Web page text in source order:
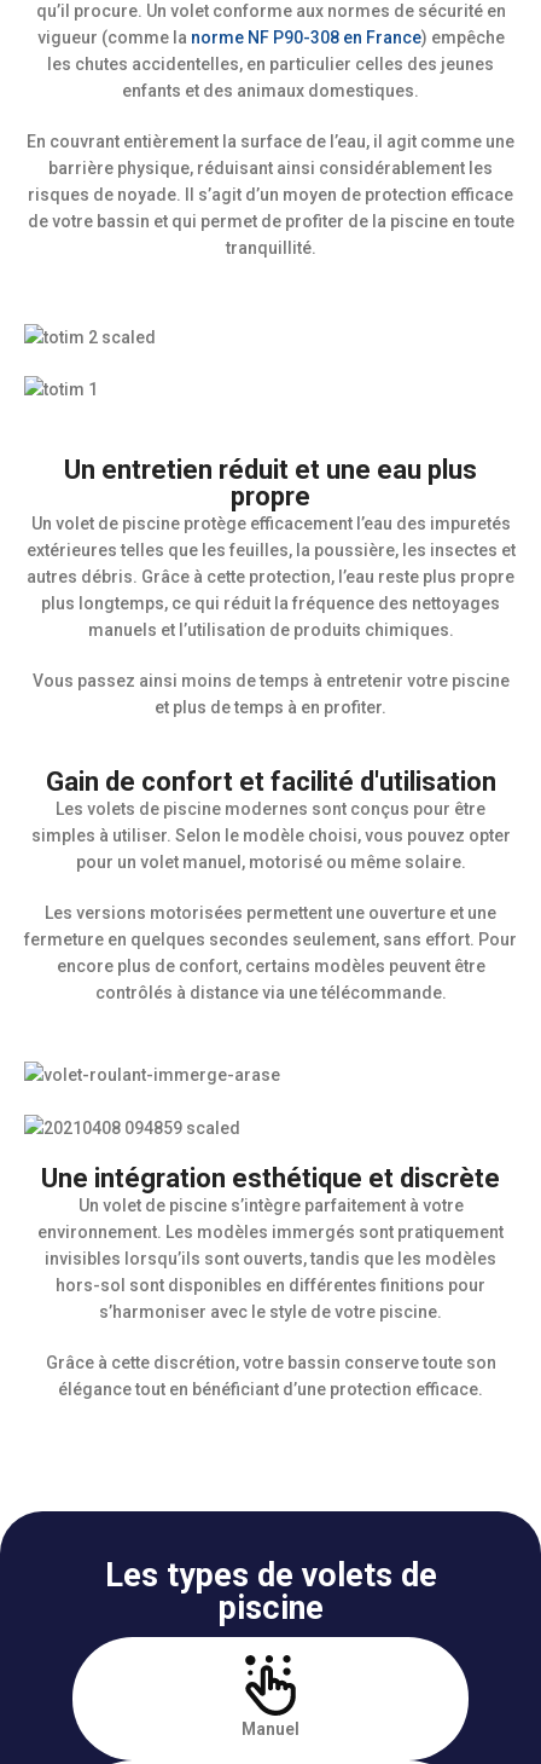
qu’il procure. Un volet conforme aux normes de sécurité en
vigueur (comme la norme NF P90-308 en France) empêche
les chutes accidentelles, en particulier celles des jeunes
enfants et des animaux domestiques.
En couvrant entièrement la surface de l’eau, il agit comme une
barrière physique, réduisant ainsi considérablement les
risques de noyade. Il s’agit d’un moyen de protection efficace
de votre bassin et qui permet de profiter de la piscine en toute
tranquillité.
Un entretien réduit et une eau plus
propre
Un volet de piscine protège efficacement l’eau des impuretés
extérieures telles que les feuilles, la poussière, les insectes et
autres débris. Grâce à cette protection, l’eau reste plus propre
plus longtemps, ce qui réduit la fréquence des nettoyages
manuels et l’utilisation de produits chimiques.
Vous passez ainsi moins de temps à entretenir votre piscine
et plus de temps à en profiter.
Gain de confort et facilité d'utilisation
Les volets de piscine modernes sont conçus pour être
simples à utiliser. Selon le modèle choisi, vous pouvez opter
pour un volet manuel, motorisé ou même solaire.
Les versions motorisées permettent une ouverture et une
fermeture en quelques secondes seulement, sans effort. Pour
encore plus de confort, certains modèles peuvent être
contrôlés à distance via une télécommande.
Une intégration esthétique et discrète
Un volet de piscine s’intègre parfaitement à votre
environnement. Les modèles immergés sont pratiquement
invisibles lorsqu’ils sont ouverts, tandis que les modèles
hors-sol sont disponibles en différentes finitions pour
s’harmoniser avec le style de votre piscine.
Grâce à cette discrétion, votre bassin conserve toute son
élégance tout en bénéficiant d’une protection efficace.
Les types de volets de
piscine
Manuel